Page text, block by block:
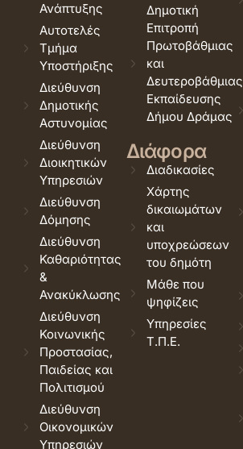
Ανάπτυξης
Αυτοτελές
Τμήμα
Υποστήριξης
Διεύθυνση
Δημοτικής
Αστυνομίας
Διεύθυνση
Διοικητικών
Υπηρεσιών
Διεύθυνση
Δόμησης
Διεύθυνση
Καθαριότητας
&
Ανακύκλωσης
Διεύθυνση
Κοινωνικής
Προστασίας,
Παιδείας και
Πολιτισμού
Διεύθυνση
Οικονομικών
Υπηρεσιών
Δημοτική
Επιτροπή
Πρωτοβάθμιας
και
Δευτεροβάθμιας
Εκπαίδευσης
Δήμου Δράμας
Διάφορα
Διαδικασίες
Χάρτης
δικαιωμάτων
και
υποχρεώσεων
του δημότη
Μάθε που
ψηφίζεις
Υπηρεσίες
Τ.Π.Ε.